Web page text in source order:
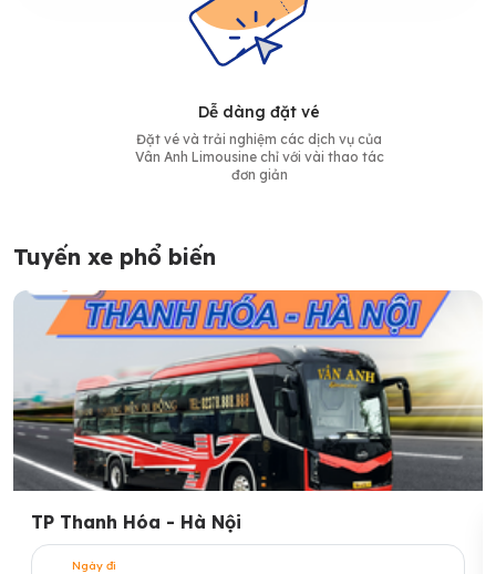
Dễ dàng đặt vé
Đặt vé và trải nghiệm các dịch vụ của
Vân Anh Limousine chỉ với vài thao tác
đơn giản
Tuyến xe phổ biến
TP Thanh Hóa - Hà Nội
Ngày đi